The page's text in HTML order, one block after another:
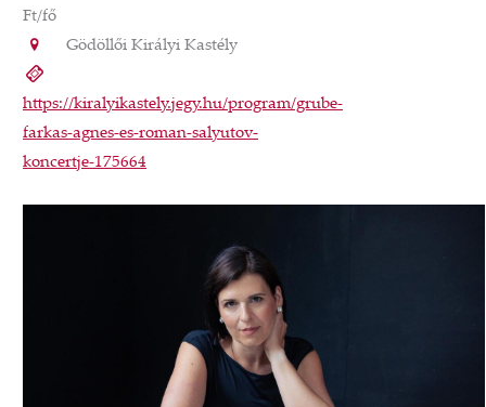
Ft/fő
Gödöllői Királyi Kastély
https://kiralyikastely.jegy.hu/program/grube-
farkas-agnes-es-roman-salyutov-
koncertje-175664